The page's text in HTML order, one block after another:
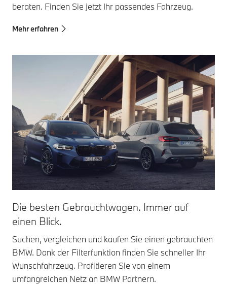
beraten. Finden Sie jetzt Ihr passendes Fahrzeug.
Mehr erfahren
Die besten Gebrauchtwagen. Immer auf
einen Blick.
Suchen, vergleichen und kaufen Sie einen gebrauchten
BMW. Dank der Filterfunktion finden Sie schneller Ihr
Wunschfahrzeug. Profitieren Sie von einem
umfangreichen Netz an BMW Partnern.